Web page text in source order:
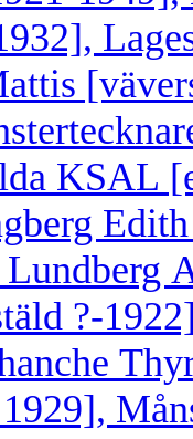
KSAL
?-